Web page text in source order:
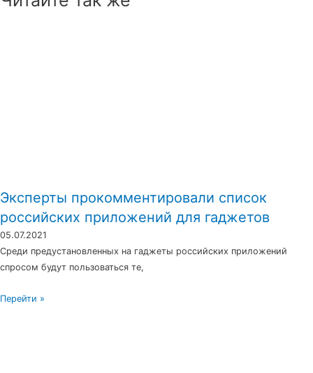
Эксперты прокомментировали список
российских приложений для гаджетов
05.07.2021
Среди предустановленных на гаджеты российских приложений
спросом будут пользоваться те,
Перейти »